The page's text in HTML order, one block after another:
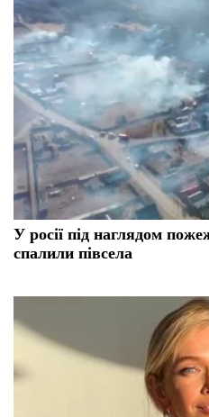
У росії під наглядом
спалили півсела